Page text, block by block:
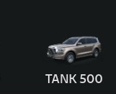
TANK 500